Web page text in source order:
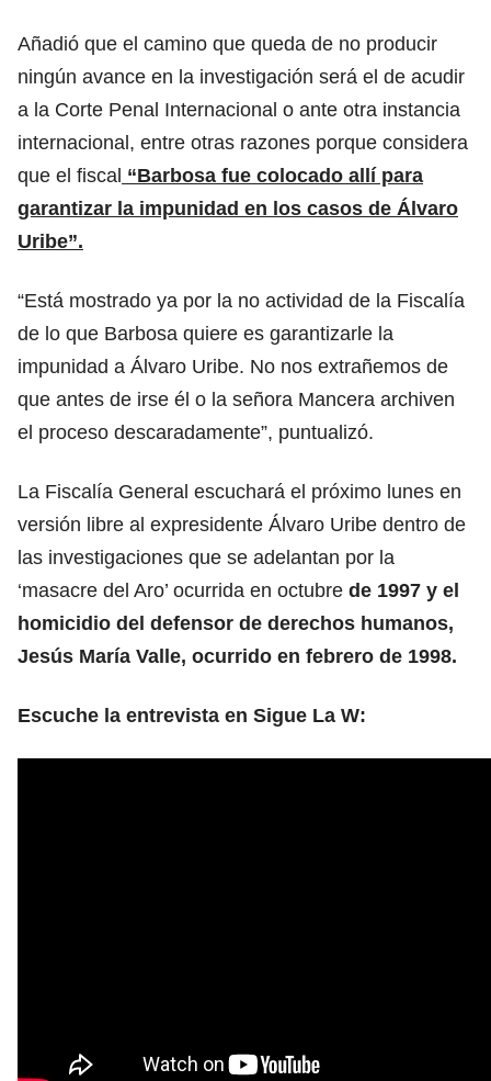
Añadió que el camino que queda de no producir
ningún avance en la investigación será el de acudir
a la Corte Penal Internacional o ante otra instancia
internacional, entre otras razones porque considera
que el fiscal “Barbosa fue colocado allí para
garantizar la impunidad en los casos de Álvaro
Uribe”.
“Está mostrado ya por la no actividad de la Fiscalía
de lo que Barbosa quiere es garantizarle la
impunidad a Álvaro Uribe. No nos extrañemos de
que antes de irse él o la señora Mancera archiven
el proceso descaradamente”, puntualizó.
La Fiscalía General escuchará el próximo lunes en
versión libre al expresidente Álvaro Uribe dentro de
las investigaciones que se adelantan por la
‘masacre del Aro’ ocurrida en octubre de 1997 y el
homicidio del defensor de derechos humanos,
Jesús María Valle, ocurrido en febrero de 1998.
Escuche la entrevista en Sigue La W: